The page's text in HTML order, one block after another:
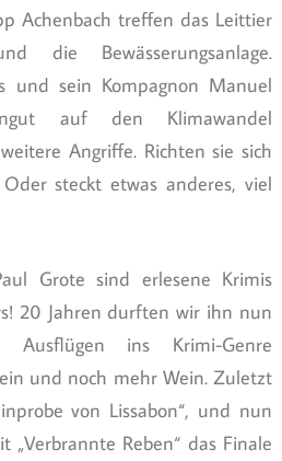
Achenbach treffen das Leittier
die Bewässerungsanlage.
und sein Kompagnon Manuel
auf den Klimawandel
Angriffe. Richten sie sich
steckt etwas anderes, viel
Grote sind erlesene Krimis
20 Jahren durften wir ihn nun
Ausflügen ins Krimi-Genre
und noch mehr Wein. Zuletzt
von Lissabon“, und nun
Reben“ das Finale